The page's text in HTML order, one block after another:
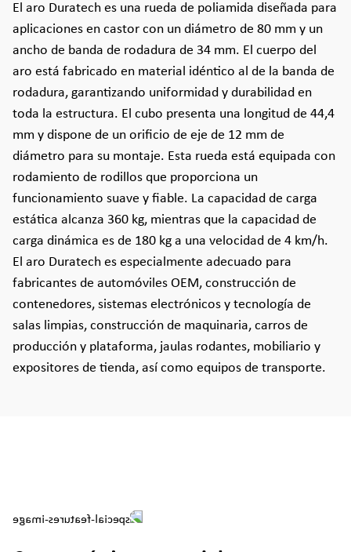
El aro Duratech es una rueda de poliamida diseñada para
aplicaciones en castor con un diámetro de 80 mm y un
ancho de banda de rodadura de 34 mm. El cuerpo del
aro está fabricado en material idéntico al de la banda de
rodadura, garantizando uniformidad y durabilidad en
toda la estructura. El cubo presenta una longitud de 44,4
mm y dispone de un orificio de eje de 12 mm de
diámetro para su montaje. Esta rueda está equipada con
rodamiento de rodillos que proporciona un
funcionamiento suave y fiable. La capacidad de carga
estática alcanza 360 kg, mientras que la capacidad de
carga dinámica es de 180 kg a una velocidad de 4 km/h.
El aro Duratech es especialmente adecuado para
fabricantes de automóviles OEM, construcción de
contenedores, sistemas electrónicos y tecnología de
salas limpias, construcción de maquinaria, carros de
producción y plataforma, jaulas rodantes, mobiliario y
expositores de tienda, así como equipos de transporte.